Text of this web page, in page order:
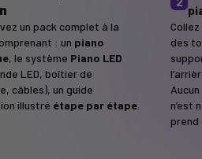
un pack complet à la
: un piano
, le système Piano LED
LED, boîtier de
câbles), un guide
illustré étape par étape
Collez
des
n’est
prend